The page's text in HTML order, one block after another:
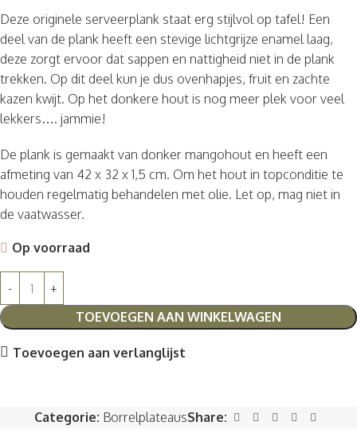
Deze originele serveerplank staat erg stijlvol op tafel! Een
deel van de plank heeft een stevige lichtgrijze enamel laag,
deze zorgt ervoor dat sappen en nattigheid niet in de plank
trekken. Op dit deel kun je dus ovenhapjes, fruit en zachte
kazen kwijt. Op het donkere hout is nog meer plek voor veel
lekkers…. jammie!
De plank is gemaakt van donker mangohout en heeft een
afmeting van 42 x 32 x 1,5 cm. Om het hout in topconditie te
houden regelmatig behandelen met olie. Let op, mag niet in
de vaatwasser.
Op voorraad
TOEVOEGEN AAN WINKELWAGEN
Toevoegen aan verlanglijst
Categorie: BorrelplateausShare: